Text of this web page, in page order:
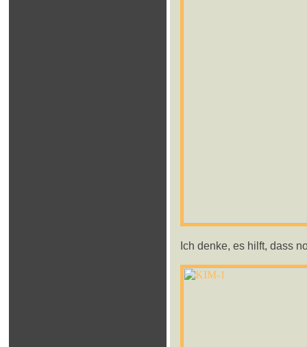
Ich denke, es hilft, dass